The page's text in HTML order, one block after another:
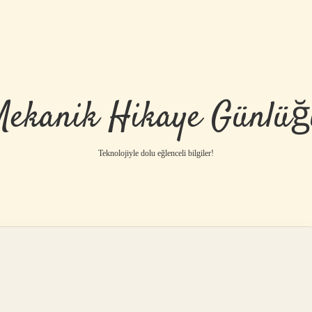
Hikaye
Teknolojiyle dolu eğlenceli bilgiler!